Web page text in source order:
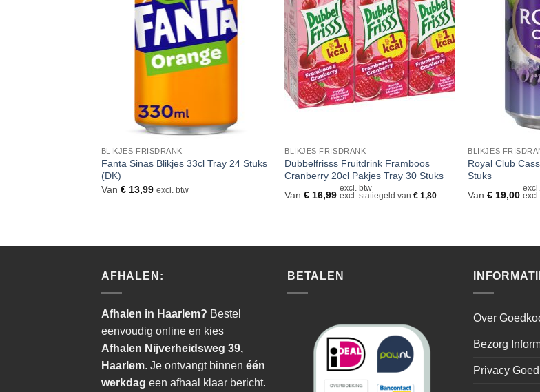
BLIKJES FRISDRANK
Fanta Sinas Blikjes 33cl Tray 24 Stuks
(DK)
Van €13,99 excl. btw
BLIKJES FRISDRANK
Dubbelfrisss Fruitdrink Framboos
Cranberry 20cl Pakjes Tray 30 Stuks
Van€ 16,99
excl. btw
excl. statiegeld van€ 1,80
BLIKJES
Royal Club
Stuks
Van€ 19,00
AFHALEN:
Afhalen in Haarlem? Bestel
eenvoudig online en kies
Afhalen Nijverheidsweg 39,
Haarlem. Je ontvangt binnen één
werkdag een afhaal klaar bericht.
BETALEN
Over
Bezorg
Privacy